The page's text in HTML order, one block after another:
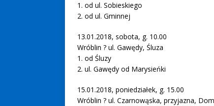
1. od ul. Sobieskiego
2. od ul. Gminnej
13.01.2018, sobota, g. 10.00
Wróblin ? ul. Gawędy, Śluza
1. od Śluzy
2. ul. Gawędy od Marysieńki
15.01.2018, poniedziałek, g. 15.00
Wróblin ? ul. Czarnowąska, przyjazna,